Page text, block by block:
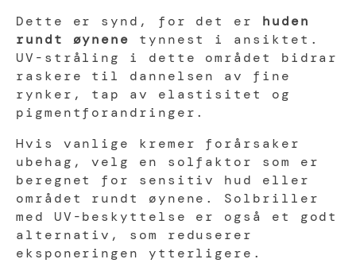
Dette er synd, for det er
huden
rundt øynene tynnest i ansiktet.
UV-stråling i dette området bidrar
raskere til dannelsen av fine
rynker, tap av elastisitet og
pigmentforandringer.
Hvis vanlige kremer forårsaker
ubehag, velg en solfaktor som er
beregnet for sensitiv hud eller
området rundt øynene. Solbriller
med UV-beskyttelse er også et godt
alternativ, som reduserer
eksponeringen ytterligere.